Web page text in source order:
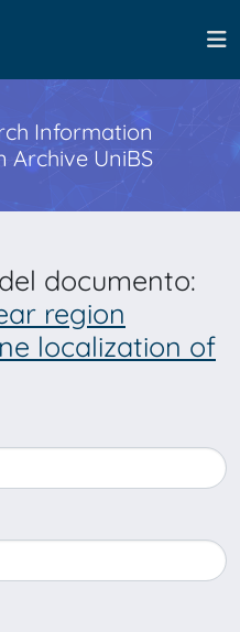
Information
Archive UniBS
documento:
region
localization of